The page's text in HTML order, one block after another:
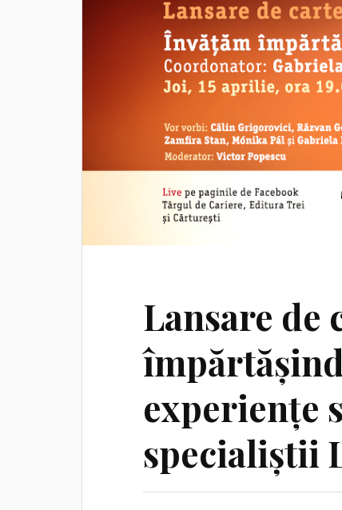
Lansare de
experiențe
specialiștii